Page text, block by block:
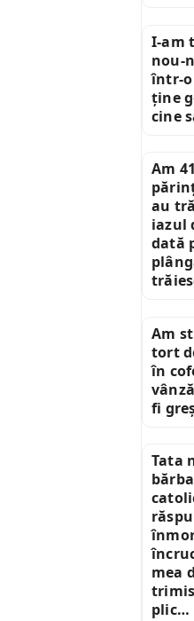
I-am
nou-
într-o
ține
cine
Am
au
iazul
dată
Am
tort
în
fi
Tata
mea
plic…